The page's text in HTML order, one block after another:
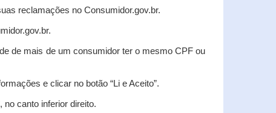
reclamações no Consumidor.gov.br.
de mais de um consumidor ter o mesmo CPF ou
e clicar no botão “Li e Aceito”.
no canto inferior direito.